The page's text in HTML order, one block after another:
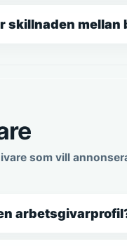
skillnaden
som vill